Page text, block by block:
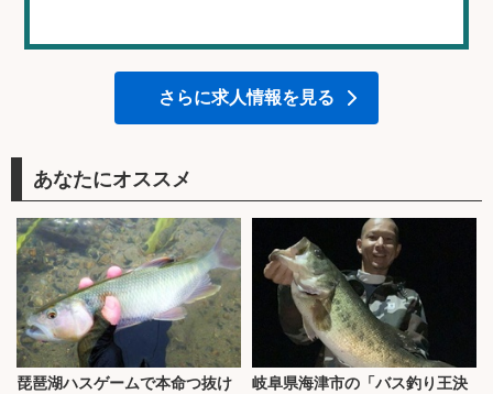
さらに求人情報を見る
あなたにオススメ
琵琶湖ハスゲームで本命つ抜け
岐阜県海津市の「バス釣り王決